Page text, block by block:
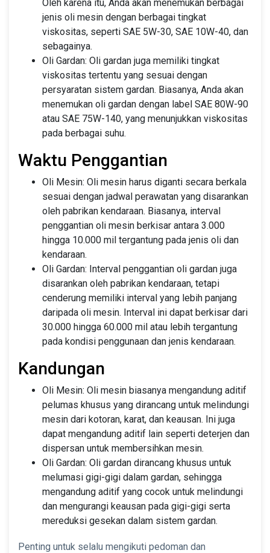
Oleh karena itu, Anda akan menemukan berbagai
jenis oli mesin dengan berbagai tingkat
viskositas, seperti SAE 5W-30, SAE 10W-40, dan
sebagainya.
Oli Gardan: Oli gardan juga memiliki tingkat
viskositas tertentu yang sesuai dengan
persyaratan sistem gardan. Biasanya, Anda akan
menemukan oli gardan dengan label SAE 80W-90
atau SAE 75W-140, yang menunjukkan viskositas
pada berbagai suhu.
Waktu Penggantian
Oli Mesin: Oli mesin harus diganti secara berkala
sesuai dengan jadwal perawatan yang disarankan
oleh pabrikan kendaraan. Biasanya, interval
penggantian oli mesin berkisar antara 3.000
hingga 10.000 mil tergantung pada jenis oli dan
kendaraan.
Oli Gardan: Interval penggantian oli gardan juga
disarankan oleh pabrikan kendaraan, tetapi
cenderung memiliki interval yang lebih panjang
daripada oli mesin. Interval ini dapat berkisar dari
30.000 hingga 60.000 mil atau lebih tergantung
pada kondisi penggunaan dan jenis kendaraan.
Kandungan
Oli Mesin: Oli mesin biasanya mengandung aditif
pelumas khusus yang dirancang untuk melindungi
mesin dari kotoran, karat, dan keausan. Ini juga
dapat mengandung aditif lain seperti deterjen dan
dispersan untuk membersihkan mesin.
Oli Gardan: Oli gardan dirancang khusus untuk
melumasi gigi-gigi dalam gardan, sehingga
mengandung aditif yang cocok untuk melindungi
dan mengurangi keausan pada gigi-gigi serta
mereduksi gesekan dalam sistem gardan.
Penting untuk selalu mengikuti pedoman dan